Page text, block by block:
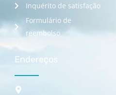
Inquérito de satisfação
Formulário de
reembolso
Endereços